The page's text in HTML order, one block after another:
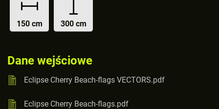
150 cm 300 cm
Dane wejściowe
Eclipse Cherry Beach-flags VECTORS.pdf
Eclipse Cherry Beach-flags.pdf